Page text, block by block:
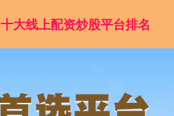
十大线上配资炒股平台排名